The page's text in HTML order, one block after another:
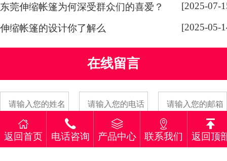
东莞伸缩帐篷为何深受群众们的喜爱？ [2025-07-
伸缩帐篷的设计你了解么 [2025-05-
在线留言
返回首页 电话咨询 产品中心 联系我们 返回顶